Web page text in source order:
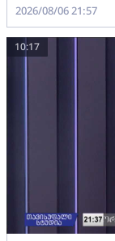
2026/08/06 21:57
10:17